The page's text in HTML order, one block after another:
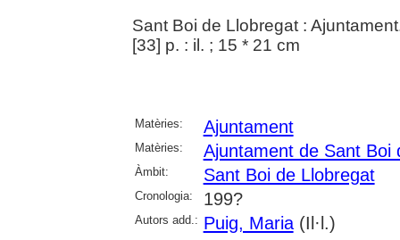
Sant Boi de Llobregat :
[33] p. : il. ; 15 * 21 cm
Matèries: Ajuntament
Matèries: Ajuntament de Sant Boi
Àmbit: Sant Boi de Llobregat
Cronologia: 199?
Autors add.: Puig, Maria(Il·l.)